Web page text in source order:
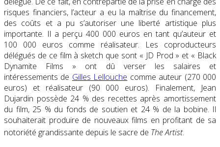
risques financiers, l’acteur a eu la maîtrise du financement,
des coûts et a pu s’autoriser une liberté artistique plus
importante. Il a perçu 400 000 euros en tant qu’auteur et
100 000 euros comme réalisateur. Les coproducteurs
délégués de ce film à sketch que sont « JD Prod » et « Black
Dynamite Films » ont dû verser les salaires et
intéressements de Gilles Lellouche comme auteur (270 000
euros) et réalisateur (90 000 euros). Finalement, Jean
Dujardin possède 24 % des recettes après amortissement
du film, 25 % du fonds de soutien et 24 % de la bobine. Il
souhaiterait produire de nouveaux films en profitant de sa
notoriété grandissante depuis le sacre de The Artist.